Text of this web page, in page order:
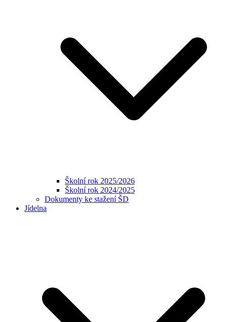
Školní rok 2025/2026
Školní rok 2024/2025
Dokumenty ke stažení ŠD
Jídelna